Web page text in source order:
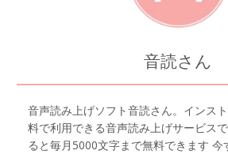
音読さん
音声読み上げソフト音読さん。インス
料で利用できる音声読み上げサービス
ると毎月5000文字まで無料できます 今